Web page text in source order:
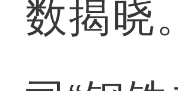
数揭晓